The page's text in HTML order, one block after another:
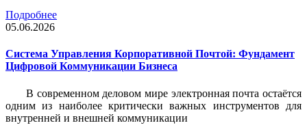
Подробнее
05.06.2026
Система Управления Корпоративной Почтой: Фундамент
Цифровой Коммуникации Бизнеса
В современном деловом мире электронная почта остаётся
одним из наиболее критически важных инструментов для
внутренней и внешней коммуникации